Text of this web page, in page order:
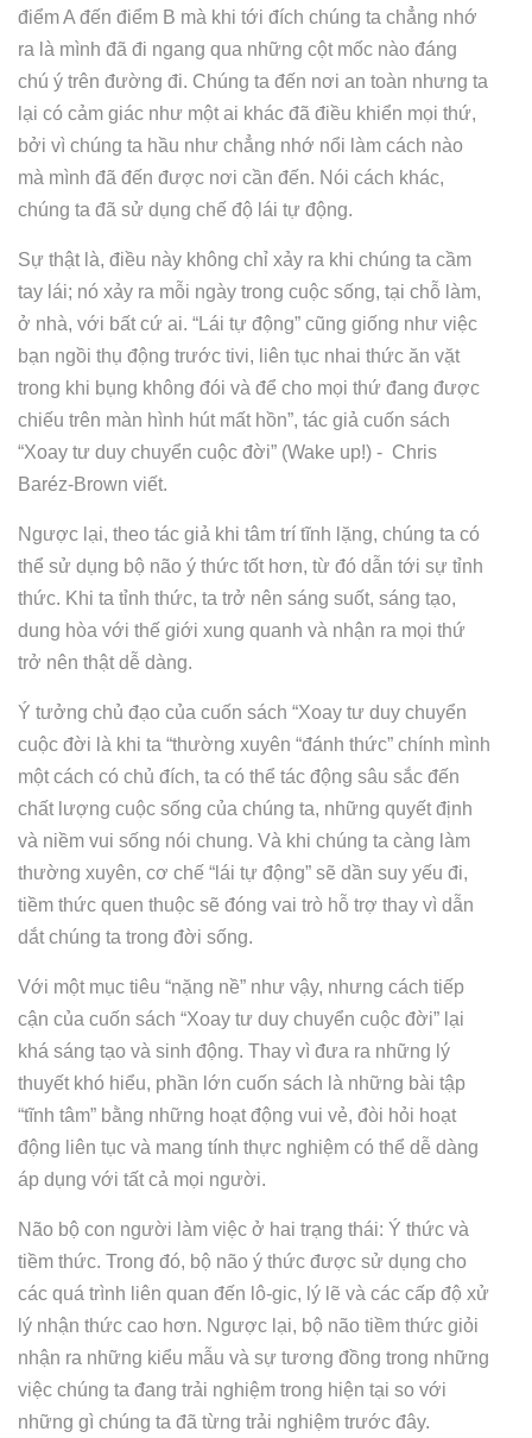
điểm A đến điểm B mà khi tới đích chúng ta chẳng nhớ
ra là mình đã đi ngang qua những cột mốc nào đáng
chú ý trên đường đi. Chúng ta đến nơi an toàn nhưng ta
lại có cảm giác như một ai khác đã điều khiển mọi thứ,
bởi vì chúng ta hầu như chẳng nhớ nổi làm cách nào
mà mình đã đến được nơi cần đến. Nói cách khác,
chúng ta đã sử dụng chế độ lái tự động.
Sự thật là, điều này không chỉ xảy ra khi chúng ta cầm
tay lái; nó xảy ra mỗi ngày trong cuộc sống, tại chỗ làm,
ở nhà, với bất cứ ai. “Lái tự động” cũng giống như việc
bạn ngồi thụ động trước tivi, liên tục nhai thức ăn vặt
trong khi bụng không đói và để cho mọi thứ đang được
chiếu trên màn hình hút mất hồn”, tác giả cuốn sách
“Xoay tư duy chuyển cuộc đời” (Wake up!) - Chris
Baréz-Brown viết.
Ngược lại, theo tác giả khi tâm trí tĩnh lặng, chúng ta có
thể sử dụng bộ não ý thức tốt hơn, từ đó dẫn tới sự tỉnh
thức. Khi ta tỉnh thức, ta trở nên sáng suốt, sáng tạo,
dung hòa với thế giới xung quanh và nhận ra mọi thứ
trở nên thật dễ dàng.
Ý tưởng chủ đạo của cuốn sách “Xoay tư duy chuyển
cuộc đời là khi ta “thường xuyên “đánh thức” chính mình
một cách có chủ đích, ta có thể tác động sâu sắc đến
chất lượng cuộc sống của chúng ta, những quyết định
và niềm vui sống nói chung. Và khi chúng ta càng làm
thường xuyên, cơ chế “lái tự động” sẽ dần suy yếu đi,
tiềm thức quen thuộc sẽ đóng vai trò hỗ trợ thay vì dẫn
dắt chúng ta trong đời sống.
Với một mục tiêu “nặng nề” như vậy, nhưng cách tiếp
cận của cuốn sách “Xoay tư duy chuyển cuộc đời” lại
khá sáng tạo và sinh động. Thay vì đưa ra những lý
thuyết khó hiểu, phần lớn cuốn sách là những bài tập
“tĩnh tâm” bằng những hoạt động vui vẻ, đòi hỏi hoạt
động liên tục và mang tính thực nghiệm có thể dễ dàng
áp dụng với tất cả mọi người.
Não bộ con người làm việc ở hai trạng thái: Ý thức và
tiềm thức. Trong đó, bộ não ý thức được sử dụng cho
các quá trình liên quan đến lô-gic, lý lẽ và các cấp độ xử
lý nhận thức cao hơn. Ngược lại, bộ não tiềm thức giỏi
nhận ra những kiểu mẫu và sự tương đồng trong những
việc chúng ta đang trải nghiệm trong hiện tại so với
những gì chúng ta đã từng trải nghiệm trước đây.